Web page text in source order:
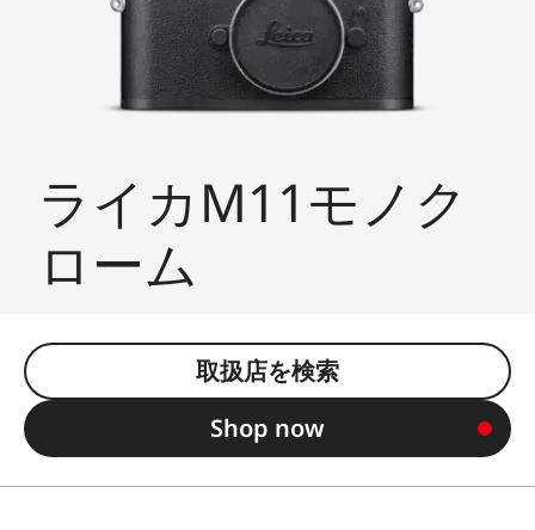
ライカM11モノク
ローム
取扱店を検索
Shop now